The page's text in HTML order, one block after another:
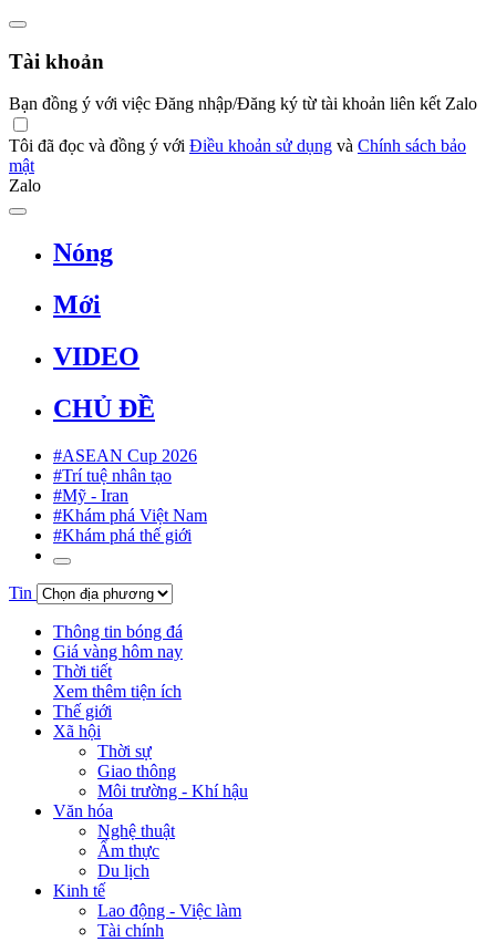
Tài khoản
Bạn đồng ý với việc Đăng nhập/Đăng ký từ tài khoản liên kết Zalo
Tôi đã đọc và đồng ý với Điều khoản sử dụng và Chính sách bảo
mật
Zalo
Nóng
Mới
VIDEO
CHỦ ĐỀ
#ASEAN Cup 2026
#Trí tuệ nhân tạo
#Mỹ - Iran
#Khám phá Việt Nam
#Khám phá thế giới
Tin
Thông tin bóng đá
Giá vàng hôm nay
Thời tiết
Xem thêm tiện ích
Thế giới
Xã hội
Thời sự
Giao thông
Môi trường - Khí hậu
Văn hóa
Nghệ thuật
Ẩm thực
Du lịch
Kinh tế
Lao động - Việc làm
Tài chính